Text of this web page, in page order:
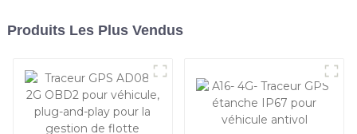
Produits Les Plus Vendus